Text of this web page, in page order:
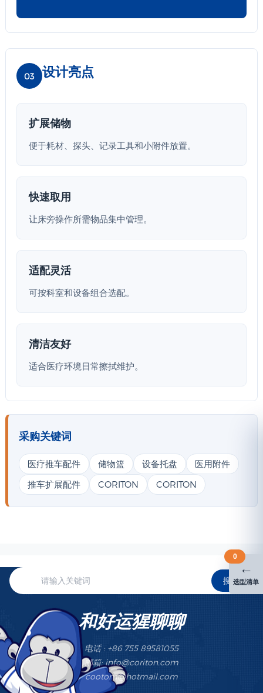
03 设计亮点
扩展储物
便于耗材、探头、记录工具和小附件放置。
快速取用
让床旁操作所需物品集中管理。
适配灵活
可按科室和设备组合选配。
清洁友好
适合医疗环境日常擦拭维护。
采购关键词
医疗推车配件 储物篮 设备托盘
医用附件
推车扩展配件
CORITON CORITON
搜索
和好运猩聊聊
电话 : +86 755 89581055
邮箱: info@coriton.com
cootom@hotmail.com
←
选型清单
0